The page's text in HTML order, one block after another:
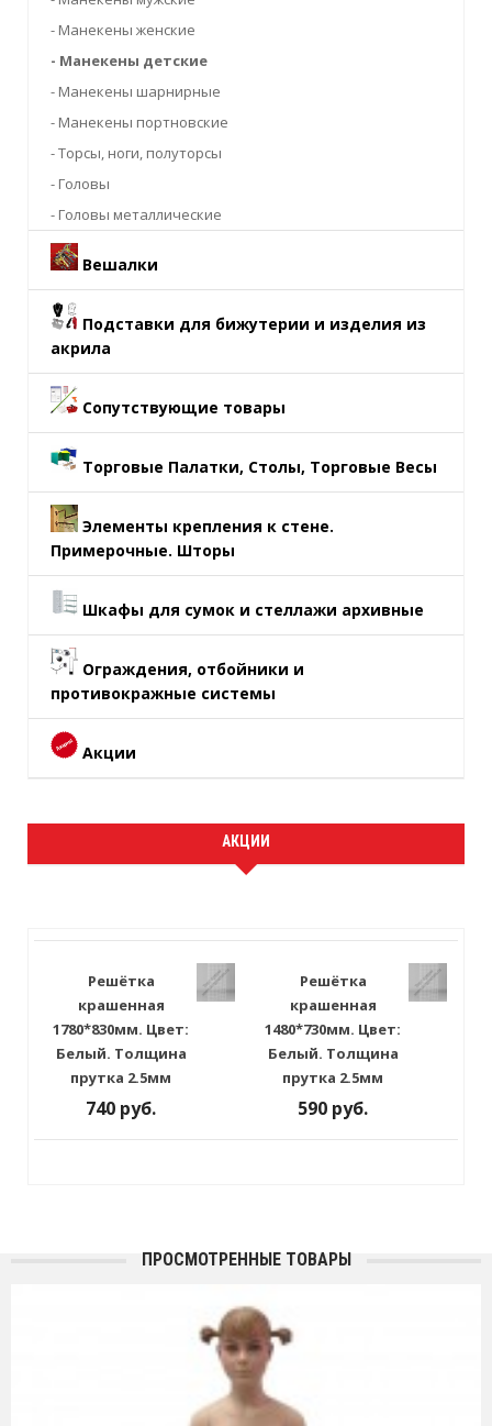
- Манекены женские
- Манекены детские
- Манекены шарнирные
- Манекены портновские
- Торсы, ноги, полуторсы
- Головы
- Головы металлические
Вешалки
Подставки для бижутерии и изделия из
акрила
Сопутствующие товары
Торговые Палатки, Столы, Торговые Весы
Элементы крепления к стене.
Примерочные. Шторы
Шкафы для сумок и стеллажи архивные
Ограждения, отбойники и
противокражные системы
Акции
АКЦИИ
Решётка
крашенная
1780*830мм. Цвет:
Белый. Толщина
прутка 2.5мм
740 руб.
Решётка
крашенная
1480*730мм. Цвет:
Белый. Толщина
прутка 2.5мм
590 руб.
ПРОСМОТРЕННЫЕ ТОВАРЫ